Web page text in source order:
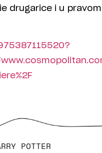
drugarice i u
POTTER